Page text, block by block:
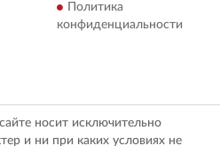
Политика
конфиденциальности
носит исключительно
и ни при каких условиях не